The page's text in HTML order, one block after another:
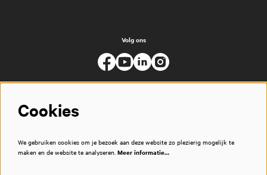
Volg ons
Cookies
We gebruiken cookies om je bezoek aan deze website zo plezierig mogelijk te
maken en de website te analyseren. Meer informatie…